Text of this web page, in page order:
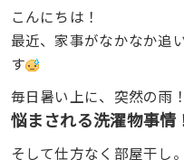
こんにちは！
最近、家事がなかなか追
す
毎日暑い上に、突然の雨！
悩まされる洗濯物事情
そして仕方なく部屋干し。